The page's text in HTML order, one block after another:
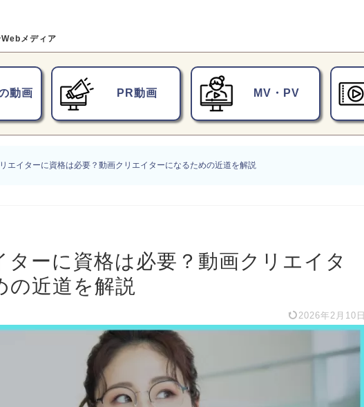
メディア
動画 PR動画 MV・PV
エイターに資格は必要？動画クリエイターになるための近道を解説
ターに資格は必要？動画クリエイタ
の近道を解説
2026年2月10日